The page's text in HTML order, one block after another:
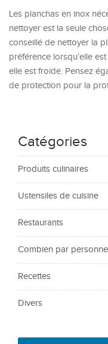
Les planchas en inox
nettoyer est la seule
conseillé de nettoyer la
préférence lorsqu’elle
elle est froide. Pensez
de protection pour la
Catégories
Produits culinaires
Ustensiles de cuisine
Restaurants
Combien par
Recettes
Divers